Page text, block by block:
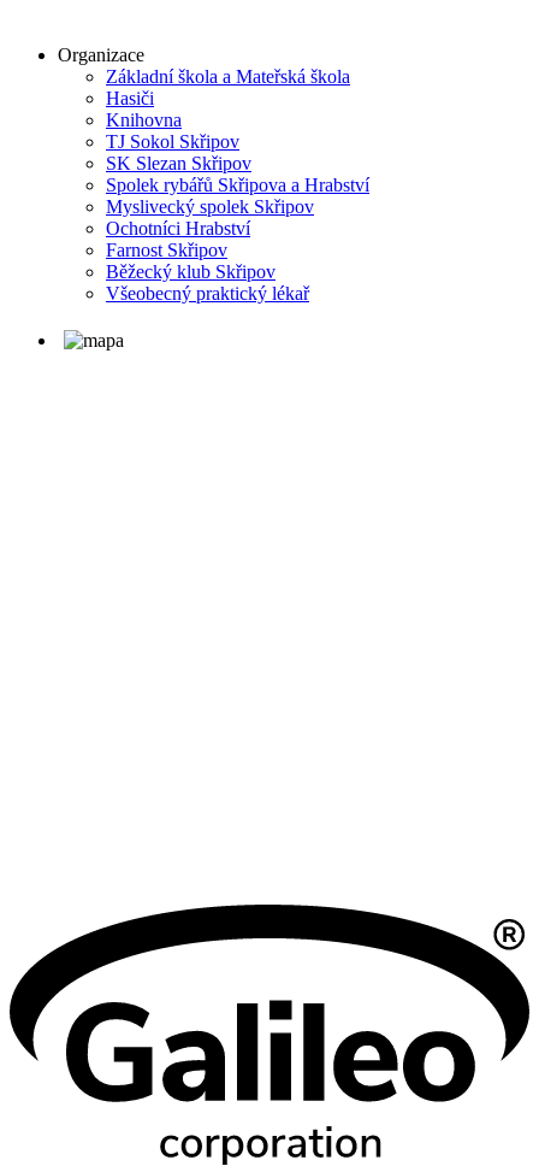
Organizace
Základní škola a Mateřská škola
Hasiči
Knihovna
TJ Sokol Skřipov
SK Slezan Skřipov
Spolek rybářů Skřipova a Hrabství
Myslivecký spolek Skřipov
Ochotníci Hrabství
Farnost Skřipov
Běžecký klub Skřipov
Všeobecný praktický lékař